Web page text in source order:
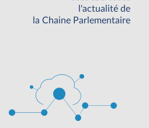
l'actualité de
la Chaine Parlementaire